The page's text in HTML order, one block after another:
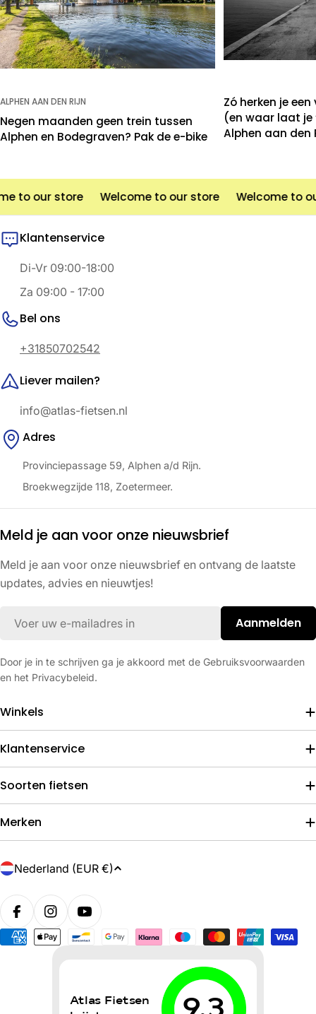
ALPHEN AAN DEN RIJN
Negen maanden geen trein tussen
Alphen en Bodegraven? Pak de e-bike
Zó herken je
(en waar laat je
Alphen aan den
to our store Welcome to our store Welcome to
Klantenservice
Di-Vr 09:00-18:00
Za 09:00 - 17:00
Bel ons
+31850702542
Liever mailen?
info@atlas-fietsen.nl
Adres
Provinciepassage 59, Alphen a/d Rijn.
Broekwegzijde 118, Zoetermeer.
Meld je aan voor onze nieuwsbrief
Meld je aan voor onze nieuwsbrief en ontvang de laatste
updates, advies en nieuwtjes!
Aanmelden
Door je in te schrijven ga je akkoord met de Gebruiksvoorwaarden
en het Privacybeleid.
Winkels
Klantenservice
Soorten fietsen
Merken
L
n
d
/
Nederland (EUR €)
Betaalmethoden